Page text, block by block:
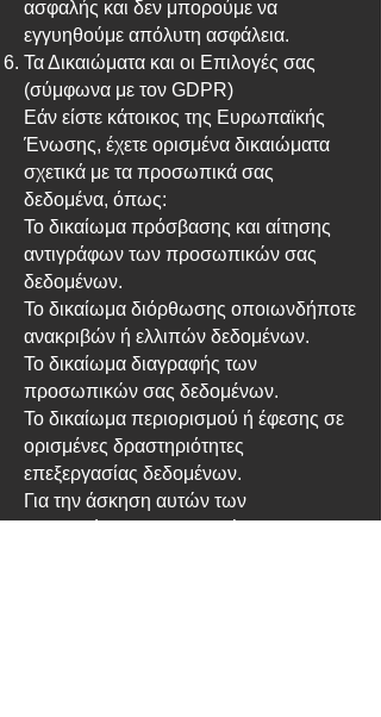
ασφαλής και δεν μπορούμε να
εγγυηθούμε απόλυτη ασφάλεια.
Τα Δικαιώματα και οι Επιλογές σας
(σύμφωνα με τον GDPR)
Εάν είστε κάτοικος της Ευρωπαϊκής
Ένωσης, έχετε ορισμένα δικαιώματα
σχετικά με τα προσωπικά σας
δεδομένα, όπως:
Το δικαίωμα πρόσβασης και αίτησης
αντιγράφων των προσωπικών σας
δεδομένων.
Το δικαίωμα διόρθωσης οποιωνδήποτε
ανακριβών ή ελλιπών δεδομένων.
Το δικαίωμα διαγραφής των
προσωπικών σας δεδομένων.
Το δικαίωμα περιορισμού ή έφεσης σε
ορισμένες δραστηριότητες
επεξεργασίας δεδομένων.
Για την άσκηση αυτών των